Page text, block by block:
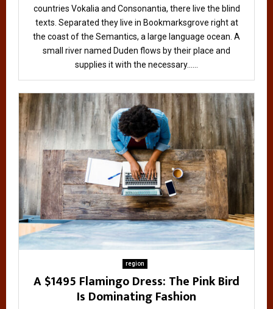
countries Vokalia and Consonantia, there live the blind
texts. Separated they live in Bookmarksgrove right at
the coast of the Semantics, a large language ocean. A
small river named Duden flows by their place and
supplies it with the necessary......
region
A $1495 Flamingo Dress: The Pink Bird
Is Dominating Fashion